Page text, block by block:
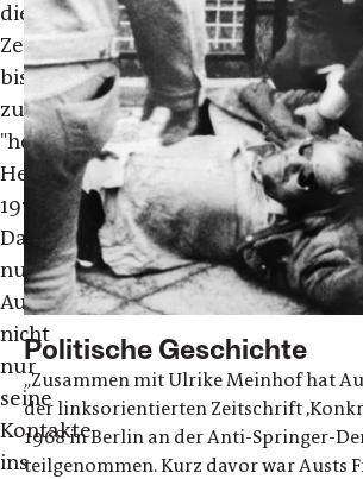
die
Zeit
bis
zum
"heißen
Herbst"
1977.
Dabei
nutzt
Aust
nicht
nur
seine
Kontakte
ins
Politische Geschichte
„Zusammen mit Ulrike Meinhof hat
der linksorientierten Zeitschrift
1968 in Berlin an der Anti-Springer-
teilgenommen. Kurz davor war Austs